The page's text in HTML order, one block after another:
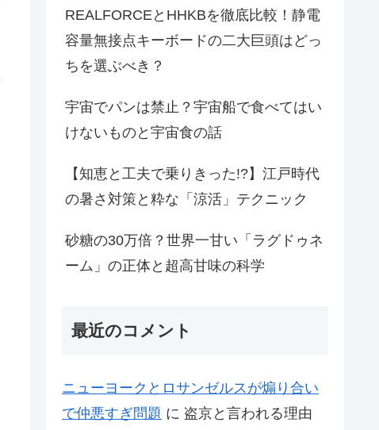
REALFORCEとHHKBを徹底比較！静電
容量無接点キーボードの二大巨頭はどっ
ちを選ぶべき？
宇宙でパンは禁止？宇宙船で食べてはい
けないものと宇宙食の話
【知恵と工夫で乗りきった!?】江戸時代
の暑さ対策と粋な「涼活」テクニック
砂糖の30万倍？世界一甘い「ラグドゥネ
ーム」の正体と超高甘味の科学
最近のコメント
ニューヨークとロサンゼルスが煽り合い
で仲悪すぎ問題 に 盗京と言われる理由